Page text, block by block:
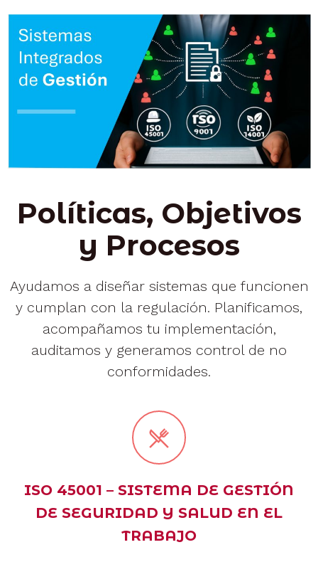
contenido
Políticas, Objetivos
y Procesos
Ayudamos a diseñar sistemas que funcionen
y cumplan con la regulación. Planificamos,
acompañamos tu implementación,
auditamos y generamos control de no
conformidades.
ISO 45001 – SISTEMA DE GESTIÓN
DE SEGURIDAD Y SALUD EN EL
TRABAJO